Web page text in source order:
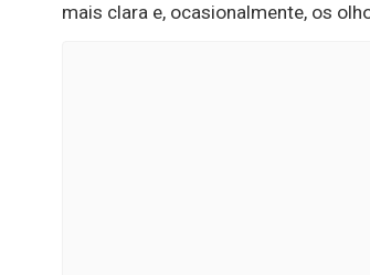
mais clara e, ocasionalmente, os